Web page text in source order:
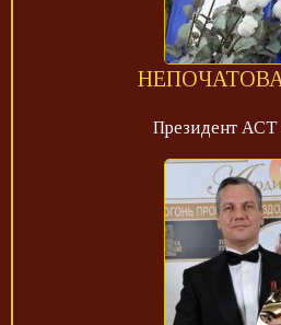
НЕПОЧАТОВА
Президент АСТ